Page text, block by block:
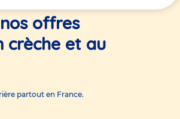
offres
crèche et au
partout en France.